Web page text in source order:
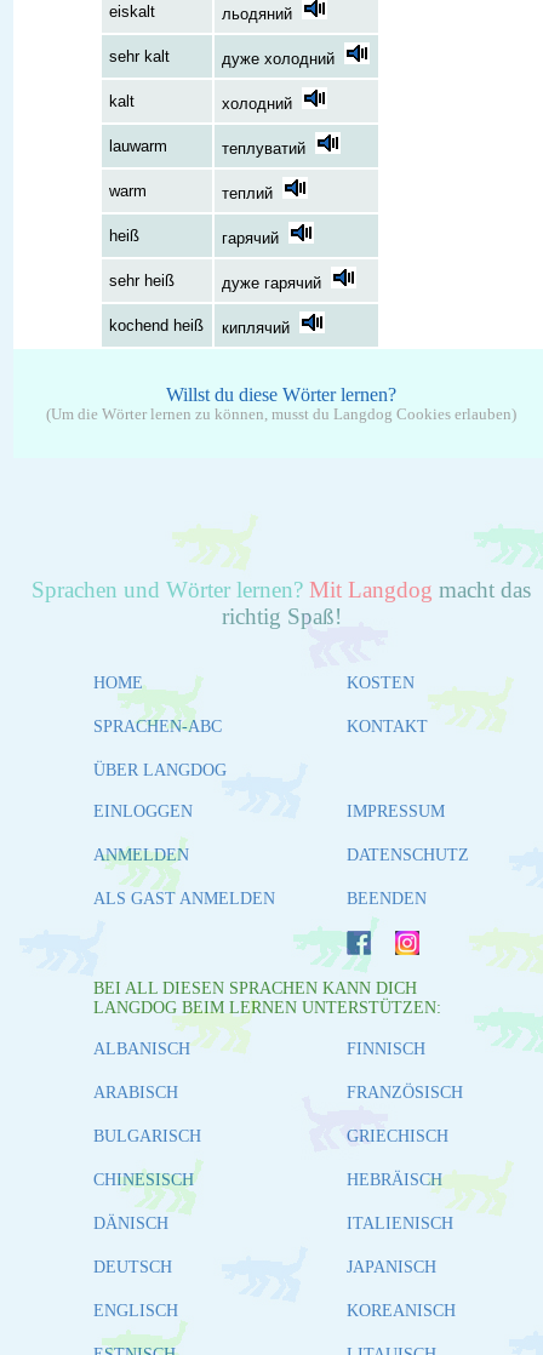
eiskalt
льодяний
sehr kalt дуже холодний
kalt холодний
lauwarm теплуватий
warm теплий
heiß гарячий
sehr heiß дуже гарячий
kochend heiß киплячий
Willst du diese Wörter lernen?
(Um die Wörter lernen zu können, musst du Langdog Cookies erlauben)
Sprachen und Wörter lernen? Mit Langdog macht das
richtig Spaß!
HOME
SPRACHEN-ABC
ÜBER LANGDOG
KOSTEN
KONTAKT
EINLOGGEN
ANMELDEN
ALS GAST ANMELDEN
IMPRESSUM
DATENSCHUTZ
BEENDEN
BEI ALL DIESEN SPRACHEN KANN DICH
LANGDOG BEIM LERNEN UNTERSTÜTZEN:
ALBANISCH
ARABISCH
BULGARISCH
CHINESISCH
DÄNISCH
DEUTSCH
ENGLISCH
FINNISCH
FRANZÖSISCH
GRIECHISCH
HEBRÄISCH
ITALIENISCH
JAPANISCH
KOREANISCH